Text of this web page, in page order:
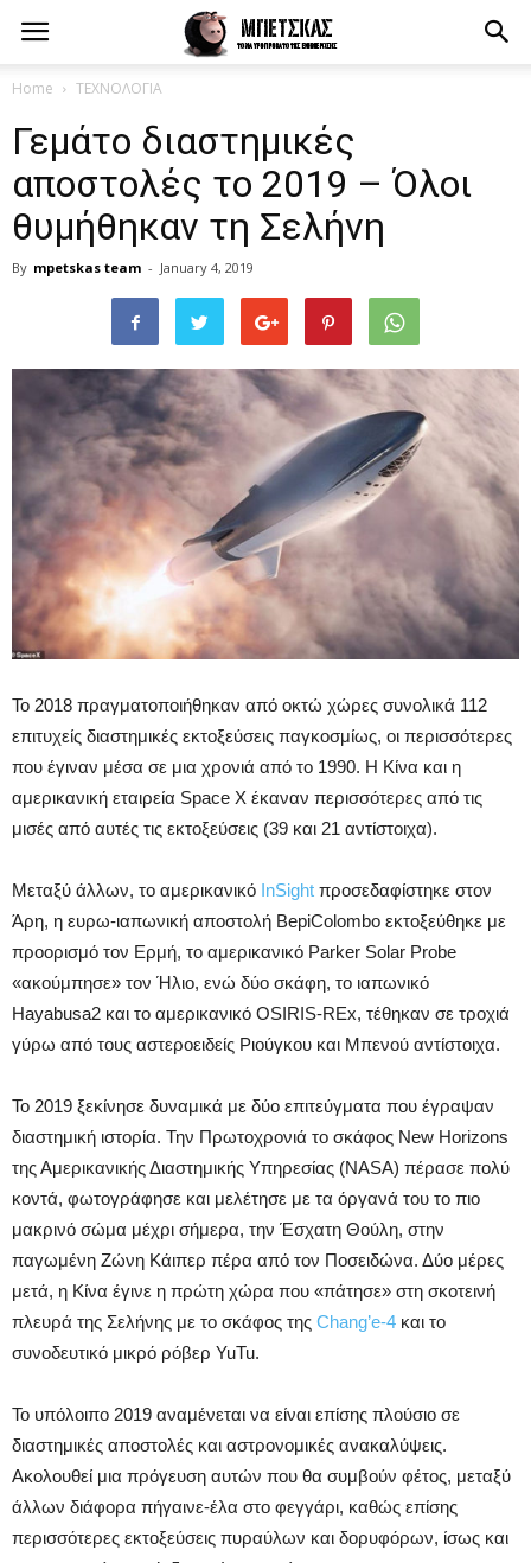
Home ΤΕΧΝΟΛΟΓΙΑ
Γεμάτο διαστημικές
αποστολές το 2019 – Όλοι
θυμήθηκαν τη Σελήνη
By mpetskas team - January 4, 2019
Το 2018 πραγματοποιήθηκαν από οκτώ χώρες συνολικά 112
επιτυχείς διαστημικές εκτοξεύσεις παγκοσμίως, οι περισσότερες
που έγιναν μέσα σε μια χρονιά από το 1990. Η Κίνα και η
αμερικανική εταιρεία Space X έκαναν περισσότερες από τις
μισές από αυτές τις εκτοξεύσεις (39 και 21 αντίστοιχα).
Μεταξύ άλλων, το αμερικανικό InSight προσεδαφίστηκε στον
Άρη, η ευρω-ιαπωνική αποστολή BepiColombo εκτοξεύθηκε με
προορισμό τον Ερμή, το αμερικανικό Parker Solar Probe
«ακούμπησε» τον Ήλιο, ενώ δύο σκάφη, το ιαπωνικό
Hayabusa2 και το αμερικανικό OSIRIS-REx, τέθηκαν σε τροχιά
γύρω από τους αστεροειδείς Ριούγκου και Μπενού αντίστοιχα.
Το 2019 ξεκίνησε δυναμικά με δύο επιτεύγματα που έγραψαν
διαστημική ιστορία. Την Πρωτοχρονιά το σκάφος New Horizons
της Αμερικανικής Διαστημικής Υπηρεσίας (NASA) πέρασε πολύ
κοντά, φωτογράφησε και μελέτησε με τα όργανά του το πιο
μακρινό σώμα μέχρι σήμερα, την Έσχατη Θούλη, στην
παγωμένη Ζώνη Κάιπερ πέρα από τον Ποσειδώνα. Δύο μέρες
μετά, η Κίνα έγινε η πρώτη χώρα που «πάτησε» στη σκοτεινή
πλευρά της Σελήνης με το σκάφος της Chang’e-4 και το
συνοδευτικό μικρό ρόβερ YuTu.
Το υπόλοιπο 2019 αναμένεται να είναι επίσης πλούσιο σε
διαστημικές αποστολές και αστρονομικές ανακαλύψεις.
Ακολουθεί μια πρόγευση αυτών που θα συμβούν φέτος, μεταξύ
άλλων διάφορα πήγαινε-έλα στο φεγγάρι, καθώς επίσης
περισσότερες εκτοξεύσεις πυραύλων και δορυφόρων, ίσως και